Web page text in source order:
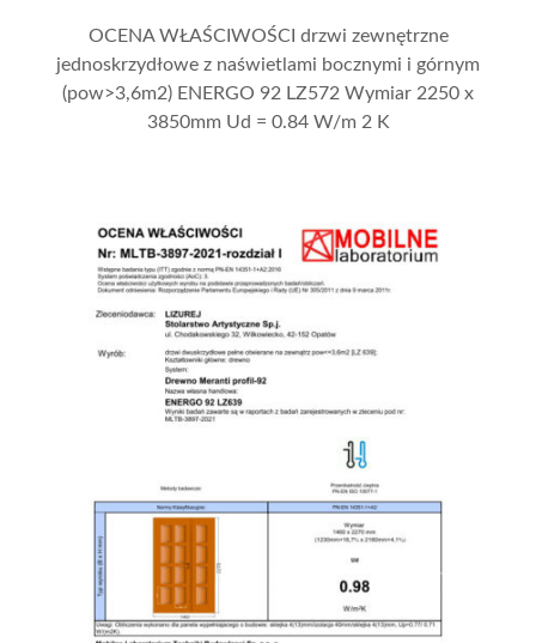
OCENA WŁAŚCIWOŚCI drzwi zewnętrzne
jednoskrzydłowe z naświetlami bocznymi i górnym
(pow>3,6m2) ENERGO 92 LZ572 Wymiar 2250 x
3850mm Ud = 0.84 W/m 2 K